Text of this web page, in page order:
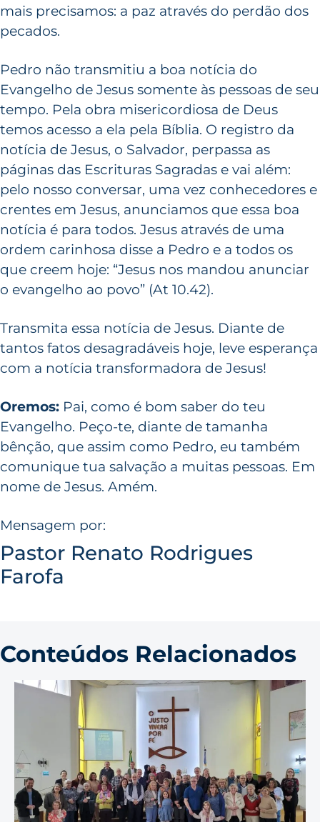
mais precisamos: a paz através do perdão dos
pecados.
Pedro não transmitiu a boa notícia do
Evangelho de Jesus somente às pessoas de seu
tempo. Pela obra misericordiosa de Deus
temos acesso a ela pela Bíblia. O registro da
notícia de Jesus, o Salvador, perpassa as
páginas das Escrituras Sagradas e vai além:
pelo nosso conversar, uma vez conhecedores e
crentes em Jesus, anunciamos que essa boa
notícia é para todos. Jesus através de uma
ordem carinhosa disse a Pedro e a todos os
que creem hoje: “Jesus nos mandou anunciar
o evangelho ao povo” (At 10.42).
Transmita essa notícia de Jesus. Diante de
tantos fatos desagradáveis hoje, leve esperança
com a notícia transformadora de Jesus!
Oremos: Pai, como é bom saber do teu
Evangelho. Peço-te, diante de tamanha
bênção, que assim como Pedro, eu também
comunique tua salvação a muitas pessoas. Em
nome de Jesus. Amém.
Mensagem por:
Pastor Renato Rodrigues
Farofa
Conteúdos Relacionados